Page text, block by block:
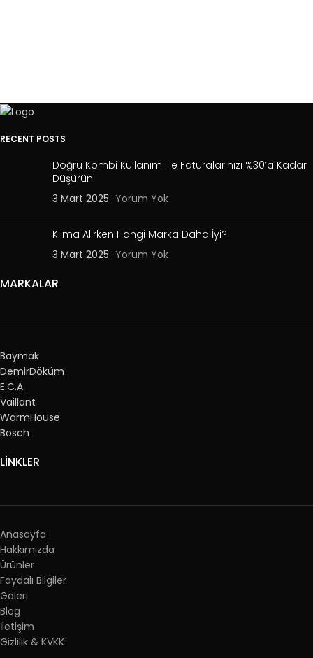
RECENT POSTS
Doğru Kombi Kullanımı ile Faturalarınızı %30’a Kadar
Düşürün!
3 Mart 2025 Yorum Yok
Klima Alırken Hangi Marka Daha İyi?
3 Mart 2025 Yorum Yok
MARKALAR
Baymak
DemirDöküm
E.C.A
Vaillant
WarmHouse
Bosch
LİNKLER
Anasayfa
Hakkımızda
Ürünler
Faydalı Bilgiler
Galeri
Blog
İletişim
Gizlilik & KVKK